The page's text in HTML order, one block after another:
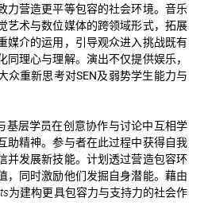
力营造更平等包容的社会环境。音乐
艺术与数位媒体的跨领域形式，拓展
媒介的运用，引导观众进入挑战既有
理心与理解。演出不仅提供娱乐，
众重新思考对SEN及弱势学生能力与
基层学员在创意协作与讨论中互相学
助精神。参与者在此过程中获得自我
并发展新技能。计划透过营造包容环
，同时激励他们发掘自身潜能。藉由
为建构更具包容力与支持力的社会作